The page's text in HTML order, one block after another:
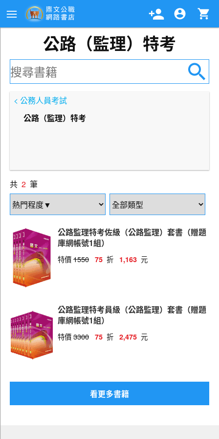
公路（監理）特考
< 公務人員考試
公路（監理）特考
共 2 筆
公路監理特考佐級（公路監理）套書（贈題
庫網帳號1組）
特價1550 75 折 1,163 元
公路監理特考員級（公路監理）套書（贈題
庫網帳號1組）
特價3300 75 折 2,475 元
看更多書籍